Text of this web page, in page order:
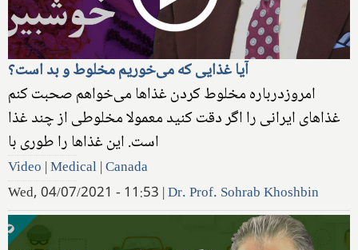
آیا غذایی که می‌خوریم مخلوط و بد است؟
امروزدرباره مخلوط کردن غذاها می‌خواهم صحبت کنم
غذاهای ایرانی را اگر دقت کنید معمولا مخلوطی از چند غذا
است‌. این غذاها را طوری با
Video |Medical|Canada
Wed, 04/07/2021 - 11:53 |Dr. Prof. Sohrab Khoshbin